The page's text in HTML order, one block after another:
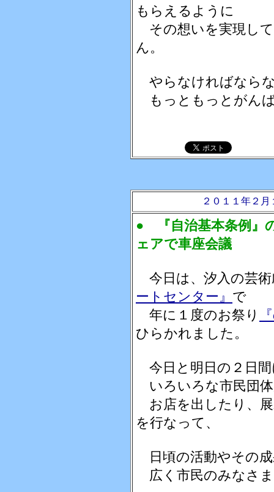
もらえるように
その想いを実現し
ん。
やらなければなら
もっともっとがん
２０１１年２
● 『自治基本条例』
ェアで車座会議
今日は、汐入の芸
ートセンター』 で
年に１度のお祭り
ひらかれました。
今日と明日の２日
いろいろな市民団
お店を出したり、
を行なって、
日頃の活動やその
広く市民のみなさ